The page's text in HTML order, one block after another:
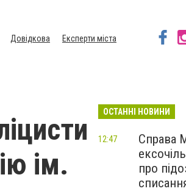
Довідкова
Експерти міста
ім.
ОСТАННІ НОВИНИ
Справа
про
12:47